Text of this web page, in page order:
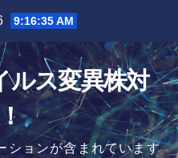
9:16:36 AM
ルス変異株対
ションが含まれています